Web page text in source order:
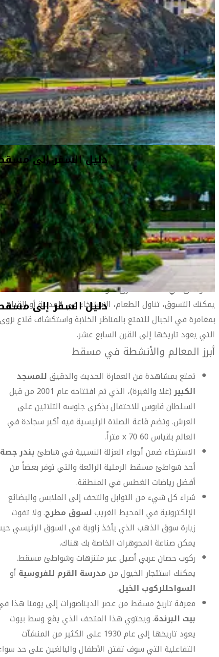
دليل السفر إلى
دليل السفر إلى
دليل السفر إلى
أفكار السفر
معلومات السفر
المعلومات الخاصة بالمطار
أهلاً بك في مسقط
تشبه زيارة مسقط الانتقال إلى أحد فصول كتاب ألف ليلة وليلة.
تم بناء كل المباني القديمة الحديثة في المدينة ضمن الطراز
التقليدي للمنطقة، مع القباب، النوافذ المقوسة والفسيفساء
المقعدة التي تظهر في كل زاوية من الزوايا.
تعتبر مسقط التي تتربع بين جبال هاجر وبحر العرب المكان الأهم
في سلطنة عُمان بالإضافة إلى أنها تضم بعضاً من أفضل
الشواطئ في منطقة الشرق الأوسط.
يمكنك التسوق، تناول الطعام، الاسترخاء في المدينة أو القيام
بمغامرة في الجبال للتمتع بالمناظر الخلابة واستكشاف قلاع نزوى
التي يعود تاريخها إلى القرن السابع عشر.
أبرز المعالم والأنشطة في مسقط
تمتع بمشاهدة فن العمارة الحديث والدقيقللمسجد
الكبير
(غلا والغبرة)، الذي تم افتتاحه عام 2001 من قبل
السلطان قابوس للاحتفال بذكرى جلوسه الثلاثين على
العرش. وتضم قاعة الصلاة الرئيسية فيه أكبر سجادة في
العالم بقياس 60 x 70 متراً.
الاسترخاء ضمن أجواء العزلة النسبية في شاطئبندر جصة
أحد شواطئ مسقط الرملية الرائعة والتي توفر بعضاً من
أفضل رياضات الغطس في المنطقة.
شراء كل شيء من التوابل والتحف إلى الملابس والبضائع
الإلكترونية في المحيط الغريبلسوق مطرح. ولا تفوت
زيارة سوق الذهب الذي يأخذ زاوية في السوق الرئيسي
يمكن صناعة المجوهرات الخاصة بك هناك.
ركوب حصان عربي أصيل عبر متنزهات وشواطئ مسقط.
يمكنك استئجار الخيول منمدرسة القرم للفروسية أو
السواحللركوب الخيل.
معرفة تاريخ مسقط من عصر الديناصورات إلى يومنا هذا
بيت البرندة. ويحتوي هذا المتحف الذي يقع وسط بيوت
يعود تاريخها إلى عام 1930 على الكثير من المنشآت
التفاعلية التي سوف تفتن الأطفال والبالغين على حد